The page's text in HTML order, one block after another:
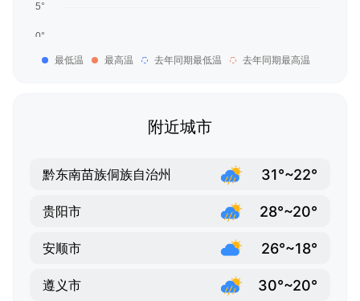
最低温 最高温 去年同期最低温 去年同期最高温
附近城市
黔东南苗族侗族自治州 31°~22°
贵阳市 28°~20°
安顺市 26°~18°
遵义市 30°~20°